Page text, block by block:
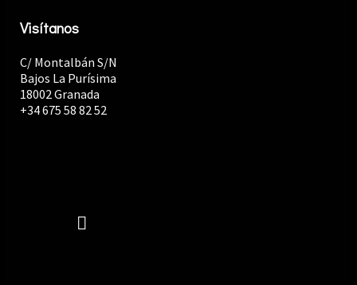
Visítanos
C/ Montalbán S/N
Bajos La Purísima
18002 Granada
+34 675 58 82 52